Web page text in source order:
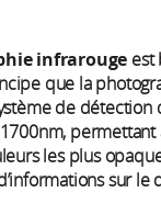
infrarouge est
que la
de détection
les plus
sur le